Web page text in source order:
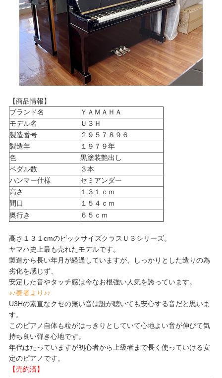
【商品情報】
ブランド名
ＹＡＭＡＨＡ
モデル名
Ｕ３Ｈ
製造番号
２９５７８９６
製造年
１９７９年
色
黒塗装艶出し
ペダル数
３本
ハンマー仕様
セミアンダー
高さ
１３１ｃｍ
間口
１５４ｃｍ
奥行き
６５ｃｍ
高さ１３１cmのビックサイズクラスＵ３シリーズ。
ヤマハ史上最も売れたモデルです。
製造から長い年月が経過していますが、しっかりとした造りの為
劣化を感じず、
安定した音やタッチ感は今なお根強い人気を誇っています。
♪♪奏者より♪♪
U3Hの素直なクセの無い音は誰が聴いても安心する音だと思いま
す。
このピアノ自体も粒がはっきりとしていて心地よい音が伸びて気
持ち良い弾き心地です。
年代はたっていますが初心者から上級者まで長く使っていける安
定のピアノです。
【売約済】